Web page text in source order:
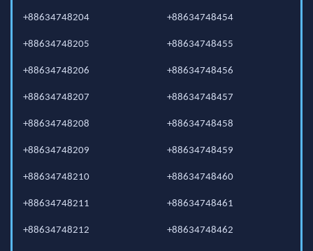
+88634748204
+88634748205
+88634748206
+88634748207
+88634748208
+88634748209
+88634748210
+88634748211
+88634748212
+88634748454
+88634748455
+88634748456
+88634748457
+88634748458
+88634748459
+88634748460
+88634748461
+88634748462